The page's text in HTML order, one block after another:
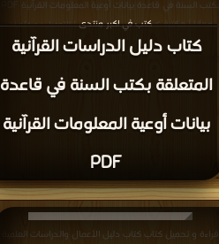
كتاب دليل الدراسات القرآنية
المتعلقة بكتب السنة في قاعدة
بيانات أوعية المعلومات القرآنية
PDF
مجانا | مكتبة >كتب في اكبر منتدى| التحميل : مرة/مرات
قراءة و تحميل كتاب كتاب دليل الأعمال والدراسات العلمية